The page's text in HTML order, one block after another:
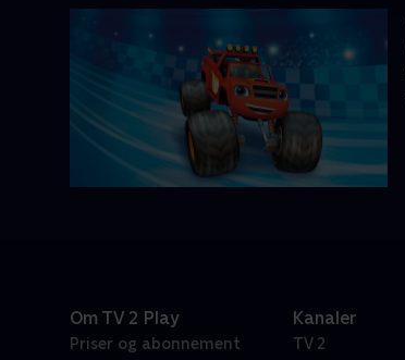
Om TV 2 Play
Priser og abonnement
Kanaler
TV 2